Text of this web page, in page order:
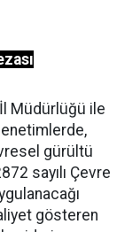
Müdürlüğü ile
gürültü
sayılı Çevre
gösteren